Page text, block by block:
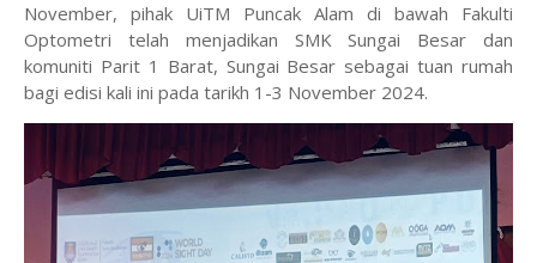
November, pihak UiTM Puncak Alam di bawah Fakulti
Optometri telah menjadikan SMK Sungai Besar dan
komuniti Parit 1 Barat, Sungai Besar sebagai tuan rumah
bagi edisi kali ini pada tarikh 1-3 November 2024.